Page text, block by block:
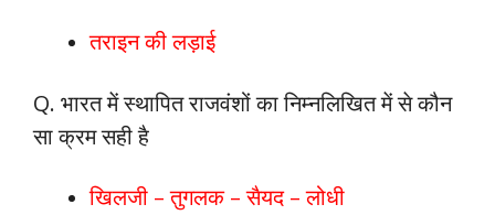
तराइन की लड़ाई
Q. भारत में स्थापित राजवंशों का निम्नलिखित में से कौन
सा क्रम सही है
खिलजी – तुगलक – सैयद – लोधी